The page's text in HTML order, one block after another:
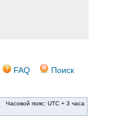
FAQ Поиск
Часовой пояс: UTC + 3 часа